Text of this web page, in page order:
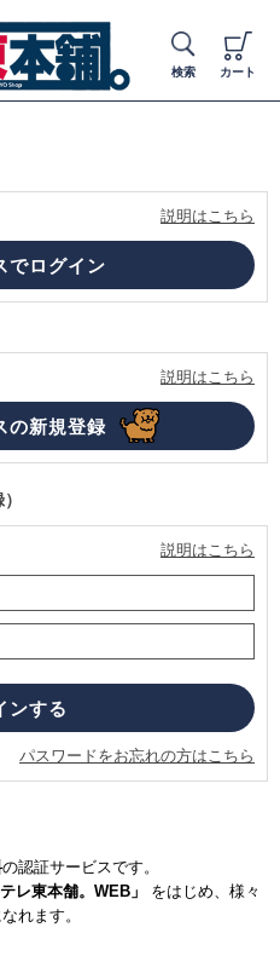
検索 カート
説明はこちら
説明はこちら
説明はこちら
パスワードをお忘れの方はこちら
の認証サービスです。
テレ東本舗。WEB」 をはじめ、様々
れます。